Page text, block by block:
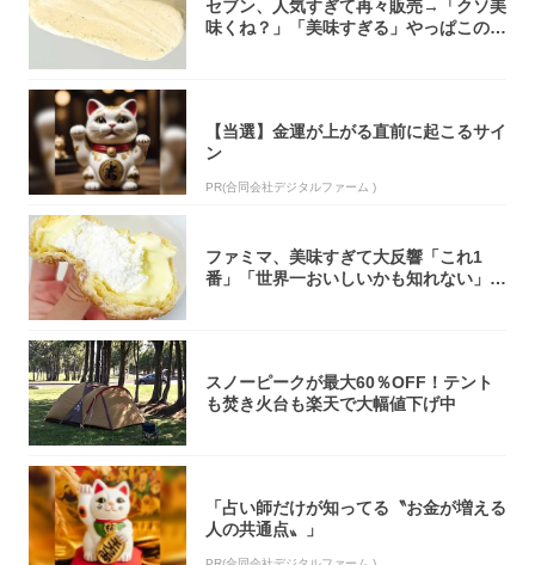
セブン、人気すぎて再々販売→「クソ美
味くね？」「美味すぎる」やっぱこのク
【当選】金運が上がる直前に起こるサイ
ン
PR(合同会社デジタルファーム )
ファミマ、美味すぎて大反響「これ1
番」「世界一おいしいかも知れない」
スノーピークが最大60％OFF！テント
も焚き火台も楽天で大幅値下げ中
「占い師だけが知ってる〝お金が増える
人の共通点〟」